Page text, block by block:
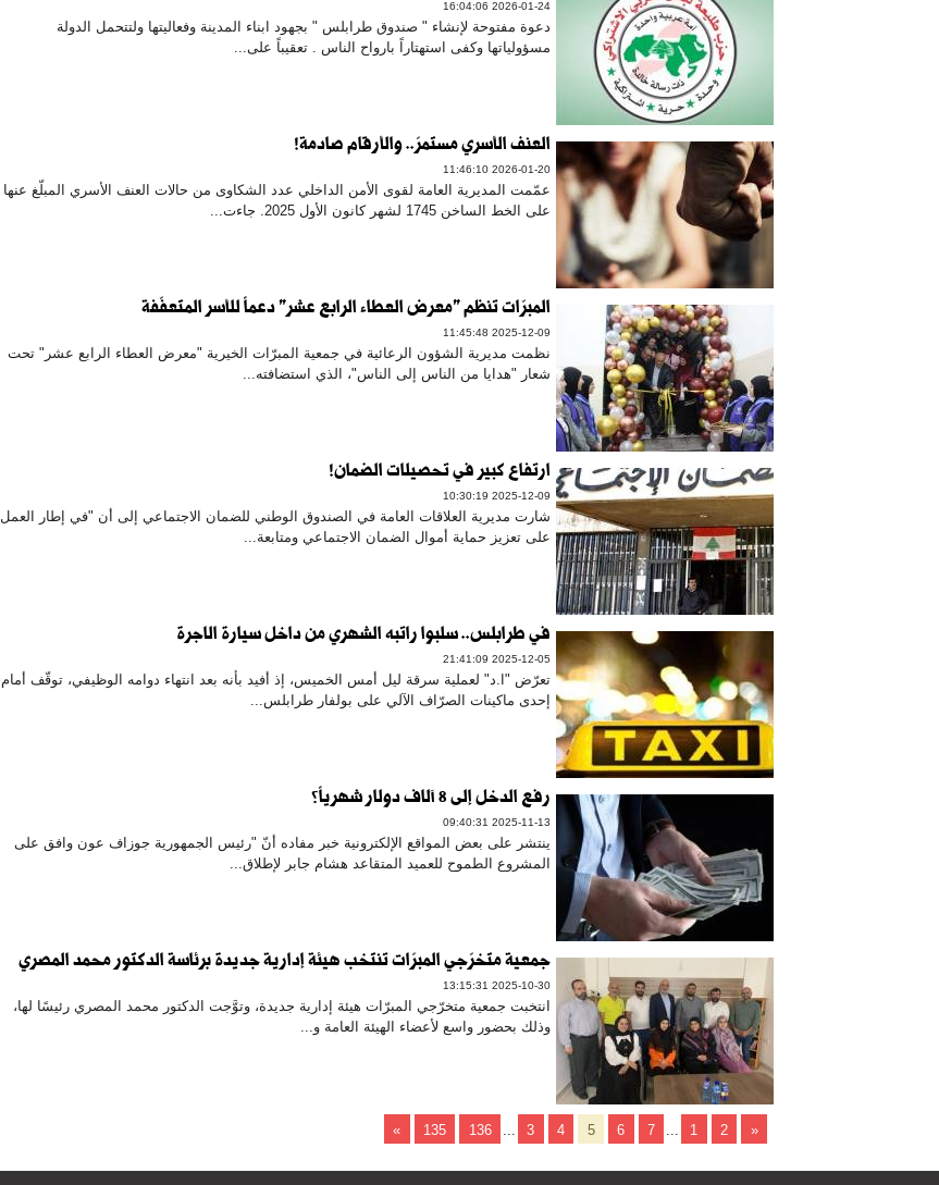
2026-01-24 16:04:06
دعوة مفتوحة لإنشاء " صندوق طرابلس " بجهود ابناء المدينة وفعاليتها ولتتحمل الدولة
مسؤولياتها وكفى استهتاراً بارواح الناس . تعقيباً على...
العنف الأسري مستمرّ.. والأرقام صادمة!
2026-01-20 11:46:10
عمّمت المديرية العامة لقوى الأمن الداخلي عدد الشكاوى من حالات العنف الأسري المبلّغ عنها
على الخط الساخن 1745 لشهر كانون الأول 2025. جاءت...
المبرّات تنظم "معرض العطاء الرابع عشر" دعماً للأسر المتعفّفة
2025-12-09 11:45:48
​​نظمت مديرية الشؤون الرعائية في جمعية المبرّات الخيرية "معرض العطاء الرابع عشر" تحت
شعار "هدايا من الناس إلى الناس"، الذي استضافته...
ارتفاع كبير في تحصيلات الضمان!
2025-12-09 10:30:19
شارت مديرية العلاقات العامة في الصندوق الوطني للضمان الاجتماعي إلى أن "في إطار العمل
على تعزيز حماية أموال الضمان الاجتماعي ومتابعة...
في طرابلس.. سلبوا راتبه الشهري من داخل سيارة الاجرة
2025-12-05 21:41:09
تعرّض "ا.د" لعملية سرقة ليل أمس الخميس، إذ أفيد بأنه بعد انتهاء دوامه الوظيفي، توقّف أمام
إحدى ماكينات الصرّاف الآلي على بولفار طرابلس...
رفع الدخل إلى 8 آلاف دولار شهرياً؟
2025-11-13 09:40:31
ينتشر على بعض المواقع الإلكترونية خبر مفاده أنّ "رئيس الجمهورية جوزاف عون وافق على
المشروع الطموح للعميد المتقاعد هشام جابر لإطلاق...
جمعية متخرّجي المبرّات تنتخب هيئة إدارية جديدة برئاسة الدكتور محمد المصري
2025-10-30 13:15:31
انتخبت جمعية متخرّجي المبرّات هيئة إدارية جديدة، وتوَّجت الدكتور محمد المصري رئيسًا لها،
وذلك بحضور واسع لأعضاء الهيئة العامة و...
«
1 2
3 4 5 6 7
135 136
»